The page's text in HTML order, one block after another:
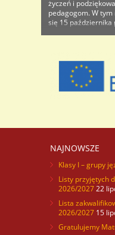
życzeń i
pedagogom. W tym
się 15 października
szczególną uwagę
którzy swoją ..
NAJNOWSZE
Klasy I – grupy
Listy przyjętych
2026/202722
Lista
2026/2027 15
Gratulujemy